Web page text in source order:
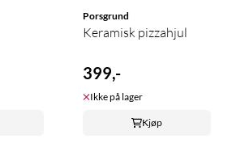
Porsgrund
Keramisk pizzahjul
399,-
Ikke på lager
Kjøp